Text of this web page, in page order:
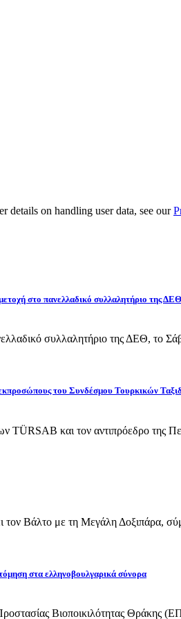
details on handling user data, see our
στο πανελλαδικό συλλαλητήριο της ΔΕΘ
συλλαλητήριο της ΔΕΘ, το
του Συνδέσμου Τουρκικών
και τον αντιπρόεδρο της
τον Βάλτο με τη Μεγάλη Δοξιπάρα,
στα ελληνοβουλγαρικά σύνορα
Βιοποικιλότητας Θράκης